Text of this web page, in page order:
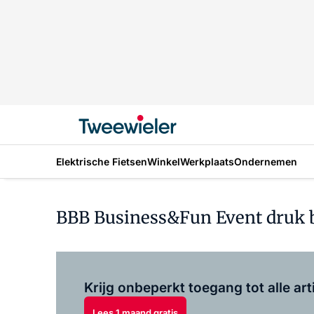
Elektrische FietsenWinkelWerkplaatsOndernemen
BBB Business&Fun Event druk
Krijg onbeperkt toegang tot alle